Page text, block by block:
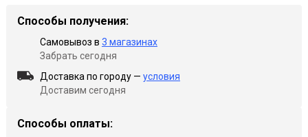
Способы получения:
Самовывоз в 3 магазинах
Забрать сегодня
Доставка по городу — условия
Доставим сегодня
Способы оплаты: